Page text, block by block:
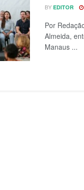
BY EDITOR
Por
Almeida,
Manaus ...